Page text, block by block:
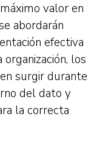
valor en
abordarán
efectiva
los
surgir durante
del dato y
la correcta